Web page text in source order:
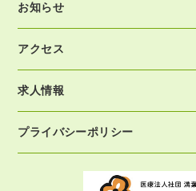
お知らせ
アクセス
求人情報
プライバシーポリシー